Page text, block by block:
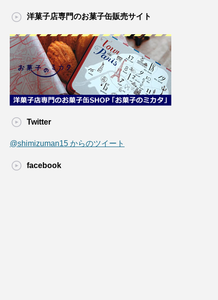
洋菓子店専門のお菓子缶販売サイト
Twitter
@shimizuman15 からのツイート
facebook